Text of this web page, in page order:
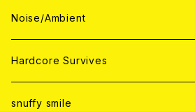
ANALOG
ANALOG
CD
ANALOG
CD
ANALOG
WORLD
CD
ANALOG
JAPAN
CD
ANALOG
WORLD
CD
Noise/Ambient
JAPAN
CD
WORLD
Hardcore Survives
snuffy smile